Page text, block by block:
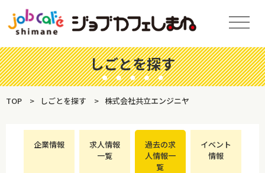
しごとを探す
TOP しごとを探す 株式会社共立エンジニヤ
企業情報
求人情報
一覧
過去の求
人情報一
覧
イベント
情報